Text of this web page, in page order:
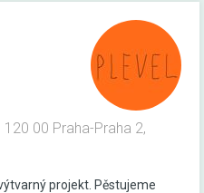
120 00 Praha-Praha 2,
projekt. Pěstujeme